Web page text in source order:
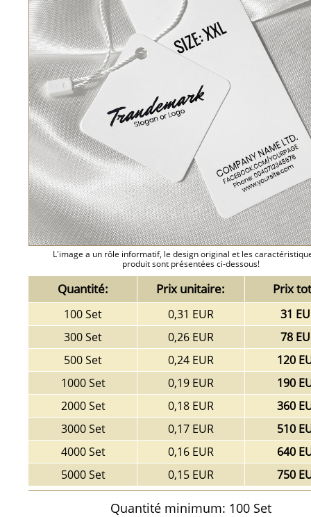
L'image a un rôle informatif, le design original et les
produit sont présentées ci-dessous!
Quantité: Prix unitaire: Prix
100 Set 0,31 EUR
31
300 Set
0,26 EUR
78
500 Set
0,24 EUR
120
1000 Set
0,19 EUR
190
2000 Set
0,18 EUR
360
3000 Set
0,17 EUR
510
4000 Set
0,16 EUR
640
5000 Set
0,15 EUR 750
Quantité minimum: 100 Set